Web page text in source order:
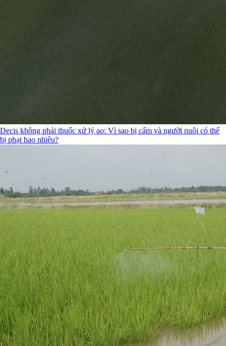
Decis không phải thuốc xử lý ao: Vì sao bị cấm và người nuôi có thể
bị phạt bao nhiêu?